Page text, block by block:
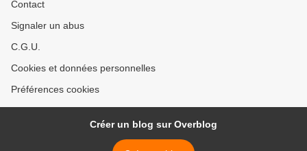
Contact
Signaler un abus
C.G.U.
Cookies et données personnelles
Préférences cookies
Créer un blog sur Overblog